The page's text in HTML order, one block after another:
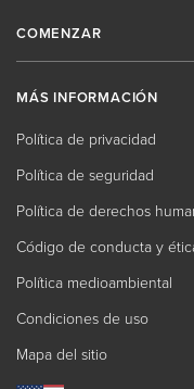
COMENZAR
MÁS INFORMACIÓN
Política de privacidad
Política de seguridad
Política de derechos
Código de conducta y
Política medioambiental
Condiciones de uso
Mapa del sitio